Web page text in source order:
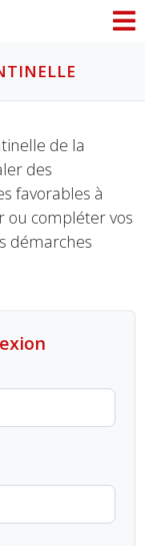
de la
des
favorables à
ou compléter vos
démarches